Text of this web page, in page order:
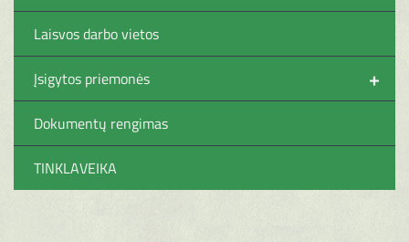
Laisvos darbo vietos
+
Įsigytos priemonės
Dokumentų rengimas
TINKLAVEIKA